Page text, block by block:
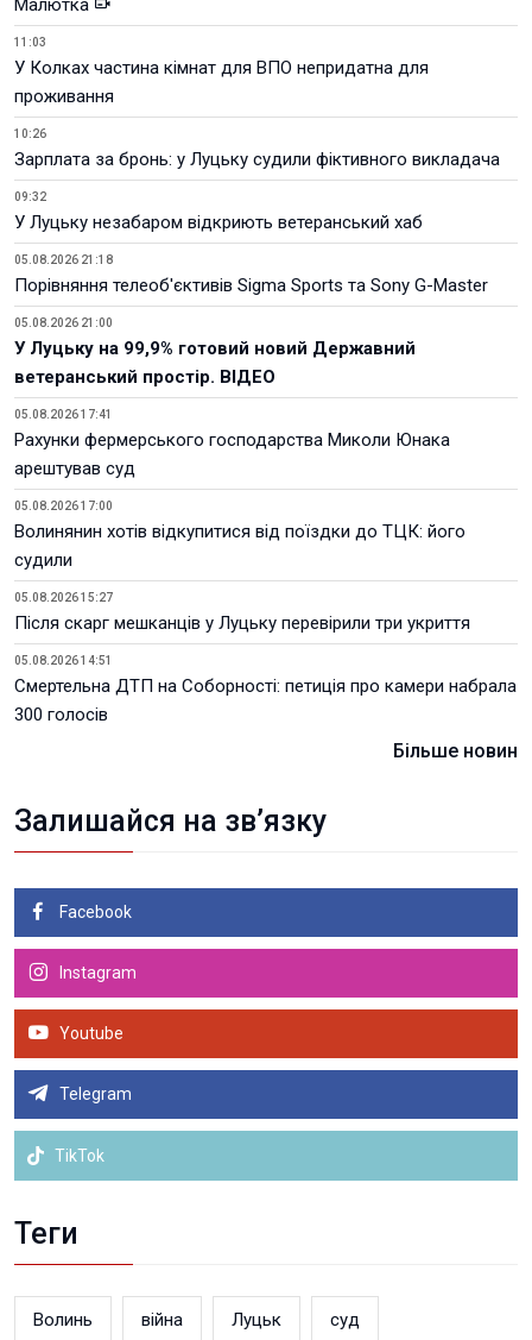
Малютка
11:03
У Колках частина кімнат для ВПО непридатна для
проживання
10:26
Зарплата за бронь: у Луцьку судили фіктивного викладача
09:32
У Луцьку незабаром відкриють ветеранський хаб
05.08.2026 21:18
Порівняння телеоб'єктивів Sigma Sports та Sony G-Master
05.08.2026 21:00
У Луцьку на 99,9% готовий новий Державний
ветеранський простір. ВІДЕО
05.08.2026 17:41
Рахунки фермерського господарства Миколи Юнака
арештував суд
05.08.2026 17:00
Волинянин хотів відкупитися від поїздки до ТЦК: його
судили
05.08.2026 15:27
Після скарг мешканців у Луцьку перевірили три укриття
05.08.2026 14:51
Смертельна ДТП на Соборності: петиція про камери набрала
300 голосів
Більше новин
Залишайся на зв’язку
Facebook
Instagram
Youtube
Telegram
TikTok
Теги
Волинь війна Луцьк суд